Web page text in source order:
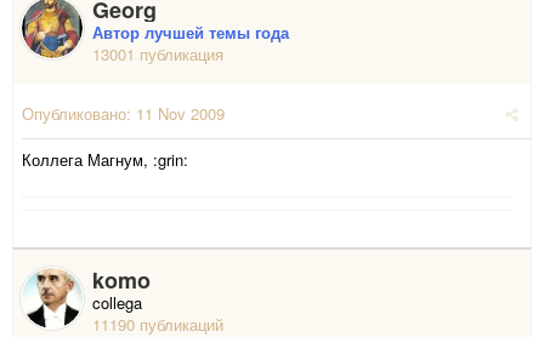
Georg
Автор лучшей темы года
13001 публикация
Опубликовано: 11 Nov 2009
Коллега Магнум, :grin:
komo
collega
11190 публикаций